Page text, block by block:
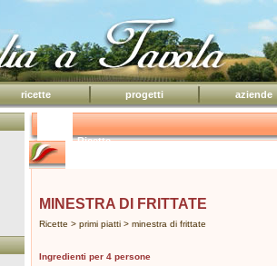
ricette progetti aziende
Ricette
MINESTRA DI FRITTATE
Ricette > primi piatti > minestra di frittate
Ingredienti per 4 persone